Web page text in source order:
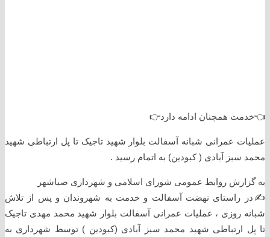
👈خدمت همچنان ادامه دارد👉
عملیات عمرانی شبانه آسفالت بلوار شهید تاجیک تا پل ارتباطی شهید
محمد سبز آبادی ( کبودین) به اتمام رسید .
به گزارش روابط عمومی شورای اسلامی و شهرداری صباشهر
✍در راستای نهضت آسفالت و خدمت به شهروندان و پس از تلاش
شبانه روزی ، عملیات عمرانی آسفالت بلوار شهید محمد مهدی تاجیک
تا پل ارتباطی شهید محمد سبز آبادی (کبودین ) توسط شهرداری به